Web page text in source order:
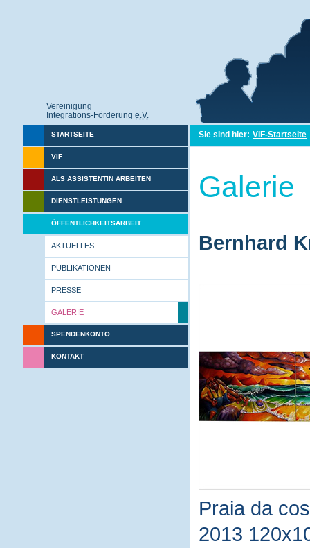
Vereinigung
Integrations-Förderung e.V.
STARTSEITE
VIF
ALS ASSISTENTIN ARBEITEN
DIENSTLEISTUNGEN
ÖFFENTLICHKEITSARBEIT
AKTUELLES
PUBLIKATIONEN
PRESSE
GALERIE
SPENDENKONTO
KONTAKT
Sie sind hier: VIF-Startseite
Galerie
Bernhard
Praia da
2013